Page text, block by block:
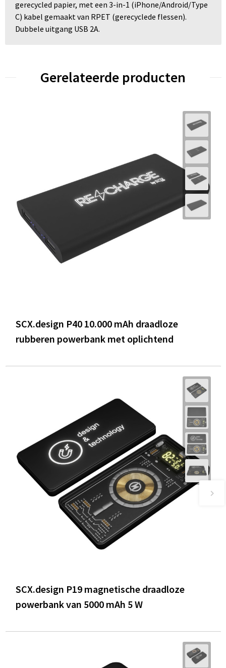
gerecycled papier, met een 3-in-1 (iPhone/Android/Type
C) kabel gemaakt van RPET (gerecyclede flessen).
Dubbele uitgang USB 2A.
Gerelateerde producten
SCX.design P40 10.000 mAh draadloze
rubberen powerbank met oplichtend
SCX.design P19 magnetische draadloze
powerbank van 5000 mAh 5 W